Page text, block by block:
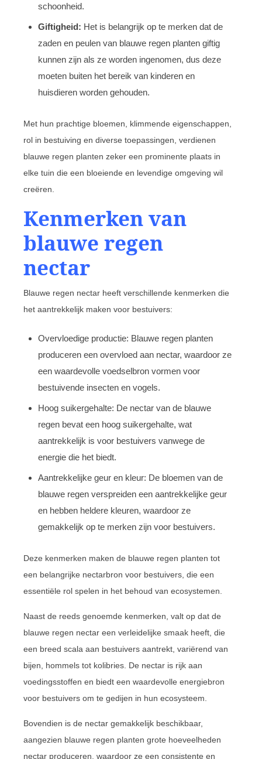
schoonheid.
Giftigheid: Het is belangrijk op te merken dat de
zaden en peulen van blauwe regen planten giftig
kunnen zijn als ze worden ingenomen, dus deze
moeten buiten het bereik van kinderen en
huisdieren worden gehouden.
Met hun prachtige bloemen, klimmende eigenschappen,
rol in bestuiving en diverse toepassingen, verdienen
blauwe regen planten zeker een prominente plaats in
elke tuin die een bloeiende en levendige omgeving wil
creëren.
Kenmerken van
blauwe regen
nectar
Blauwe regen nectar heeft verschillende kenmerken die
het aantrekkelijk maken voor bestuivers:
Overvloedige productie: Blauwe regen planten
produceren een overvloed aan nectar, waardoor ze
een waardevolle voedselbron vormen voor
bestuivende insecten en vogels.
Hoog suikergehalte: De nectar van de blauwe
regen bevat een hoog suikergehalte, wat
aantrekkelijk is voor bestuivers vanwege de
energie die het biedt.
Aantrekkelijke geur en kleur: De bloemen van de
blauwe regen verspreiden een aantrekkelijke geur
en hebben heldere kleuren, waardoor ze
gemakkelijk op te merken zijn voor bestuivers.
Deze kenmerken maken de blauwe regen planten tot
een belangrijke nectarbron voor bestuivers, die een
essentiële rol spelen in het behoud van ecosystemen.
Naast de reeds genoemde kenmerken, valt op dat de
blauwe regen nectar een verleidelijke smaak heeft, die
een breed scala aan bestuivers aantrekt, variërend van
bijen, hommels tot kolibries. De nectar is rijk aan
voedingsstoffen en biedt een waardevolle energiebron
voor bestuivers om te gedijen in hun ecosysteem.
Bovendien is de nectar gemakkelijk beschikbaar,
aangezien blauwe regen planten grote hoeveelheden
nectar produceren, waardoor ze een consistente en